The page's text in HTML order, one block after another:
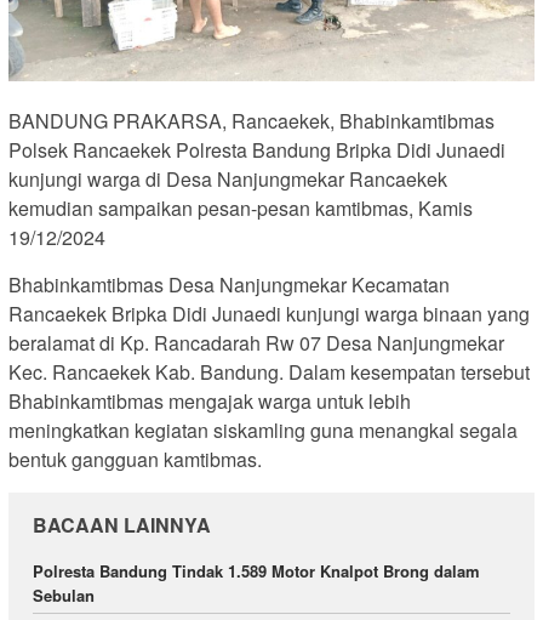
BANDUNG PRAKARSA, Rancaekek, Bhabinkamtibmas
Polsek Rancaekek Polresta Bandung Bripka Didi Junaedi
kunjungi warga di Desa Nanjungmekar Rancaekek
kemudian sampaikan pesan-pesan kamtibmas, Kamis
19/12/2024
Bhabinkamtibmas Desa Nanjungmekar Kecamatan
Rancaekek Bripka Didi Junaedi kunjungi warga binaan yang
beralamat di Kp. Rancadarah Rw 07 Desa Nanjungmekar
Kec. Rancaekek Kab. Bandung. Dalam kesempatan tersebut
Bhabinkamtibmas mengajak warga untuk lebih
meningkatkan kegiatan siskamling guna menangkal segala
bentuk gangguan kamtibmas.
BACAAN LAINNYA
Polresta Bandung Tindak 1.589 Motor Knalpot Brong dalam
Sebulan